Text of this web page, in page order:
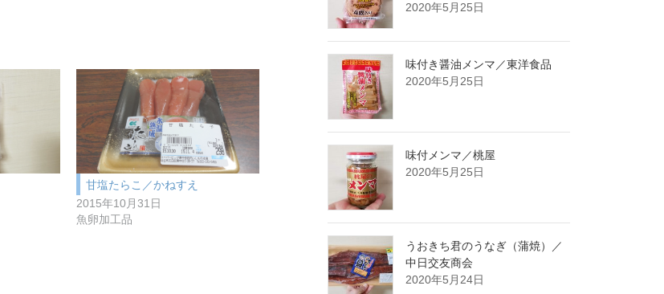
甘塩たらこ／かねすえ
2015年10月31日
魚卵加工品
2020年5月25日
味付き醤油メンマ／東洋食品
2020年5月25日
味付メンマ／桃屋
2020年5月25日
うおきち君のうなぎ（蒲焼）／
中日交友商会
2020年5月24日